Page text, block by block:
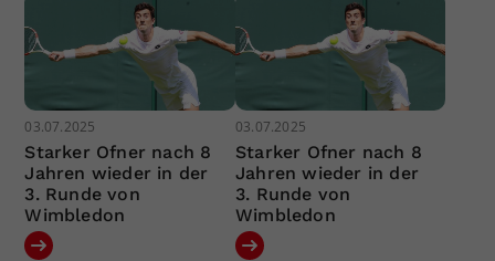
03.07.2025
Starker Ofner nach 8
Jahren wieder in der
3. Runde von
Wimbledon
03.07.2025
Starker Ofner nach 8
Jahren wieder in der
3. Runde von
Wimbledon